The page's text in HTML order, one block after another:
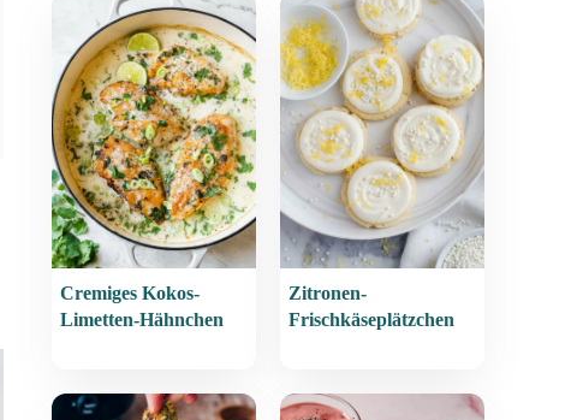
Cremiges Kokos-
Limetten-Hähnchen
Zitronen-
Frischkäseplätzchen